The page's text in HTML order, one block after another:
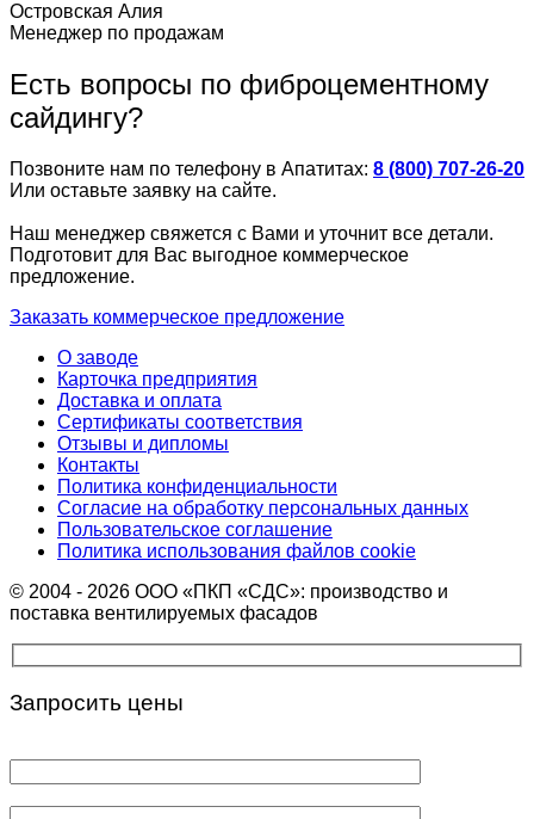
Островская Алия
Менеджер по продажам
Есть вопросы по фиброцементному
сайдингу?
Позвоните нам по телефону в Апатитах: 8 (800) 707-26-20
Или оставьте заявку на сайте.
Наш менеджер свяжется с Вами и уточнит все детали.
Подготовит для Вас выгодное коммерческое
предложение.
Заказать коммерческое предложение
О заводе
Карточка предприятия
Доставка и оплата
Сертификаты соответствия
Отзывы и дипломы
Контакты
Политика конфиденциальности
Согласие на обработку персональных данных
Пользовательское соглашение
Политика использования файлов cookie
© 2004 - 2026 ООО «ПКП «СДС»: производство и
поставка вентилируемых фасадов
Запросить цены